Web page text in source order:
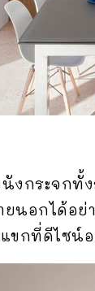
กระจกทั้
นอกได้อย่
ขกที่ดีไซน์